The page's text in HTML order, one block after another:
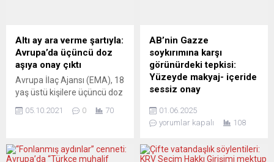
yüzde 0,2 daralacağını
öngördü. Ekonomi
profesörlerinden oluşan
SVR, Almanya ekonomisine
ilişkin yıllık raporunu
yayınladı....
hakkında basın toplantısı
düzenledi. Ajansın aşı
stratejisinden sorumlu
yetkilisi Marco Cavaleri,
molnupiravir’in virüsün
vücutta yayılmasını
azaltabileceği,...
Altı ay ara verme şartıyla:
Avrupa’da üçüncü doz
aşıya onay çıktı
Avrupa İlaç Ajansı (EMA), 18
yaş üstü kişilere üçüncü doz
koronavirüs aşısı
aşı arasında en az altı aylık
05.10.2021 0 70
AB’nin Gazze
soykırımına karşı
görünürdeki tepkisi:
Yüzeyde makyaj- içeride
sessiz onay
Filistin halkına yönelik
soykırım suçlamaları
(AB) tepkisi, uluslararası
01.06.2025
yorumlar kapalı
108